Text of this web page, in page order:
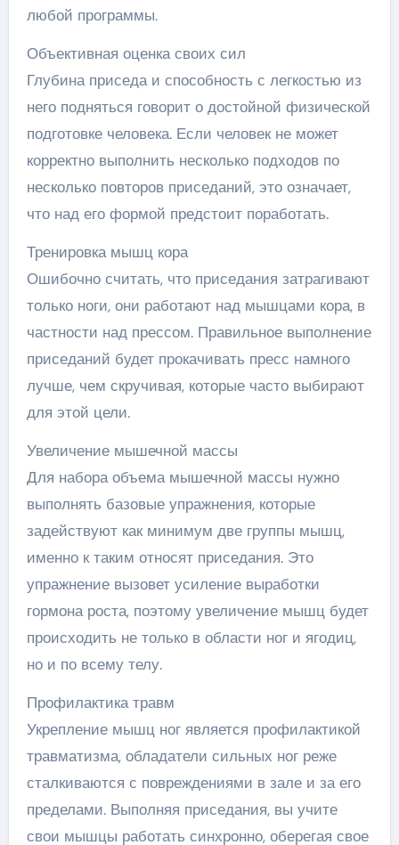
любой программы.
Объективная оценка своих сил
Глубина приседа и способность с легкостью из
него подняться говорит о достойной физической
подготовке человека. Если человек не может
корректно выполнить несколько подходов по
несколько повторов приседаний, это означает,
что над его формой предстоит поработать.
Тренировка мышц кора
Ошибочно считать, что приседания затрагивают
только ноги, они работают над мышцами кора, в
частности над прессом. Правильное выполнение
приседаний будет прокачивать пресс намного
лучше, чем скручивая, которые часто выбирают
для этой цели.
Увеличение мышечной массы
Для набора объема мышечной массы нужно
выполнять базовые упражнения, которые
задействуют как минимум две группы мышц,
именно к таким относят приседания. Это
упражнение вызовет усиление выработки
гормона роста, поэтому увеличение мышц будет
происходить не только в области ног и ягодиц,
но и по всему телу.
Профилактика травм
Укрепление мышц ног является профилактикой
травматизма, обладатели сильных ног реже
сталкиваются с повреждениями в зале и за его
пределами. Выполняя приседания, вы учите
свои мышцы работать синхронно, оберегая свое